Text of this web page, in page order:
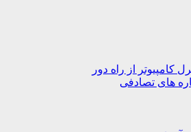
کامپیوتر از راه دور
های تصادفی